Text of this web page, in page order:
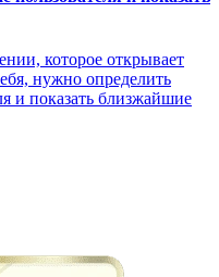
которое открывает
нужно определить
и показать близжайшие